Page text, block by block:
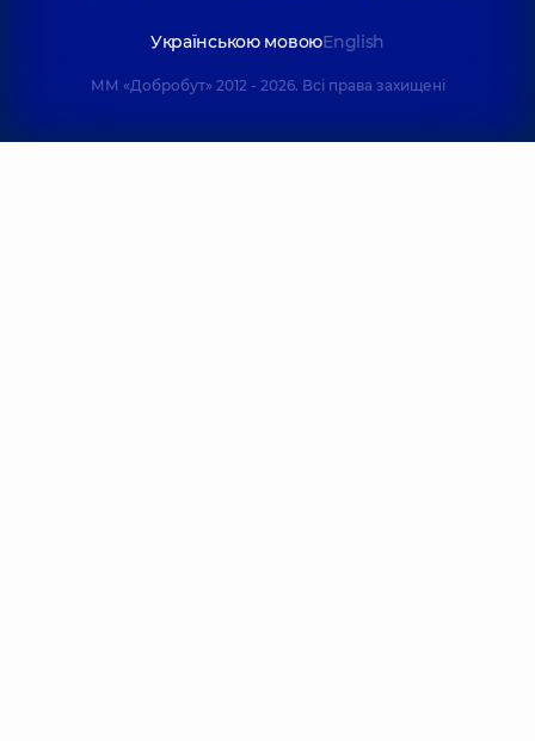
Українською мовоюEnglish
ММ «Добробут» 2012 - 2026. Всі права захищені